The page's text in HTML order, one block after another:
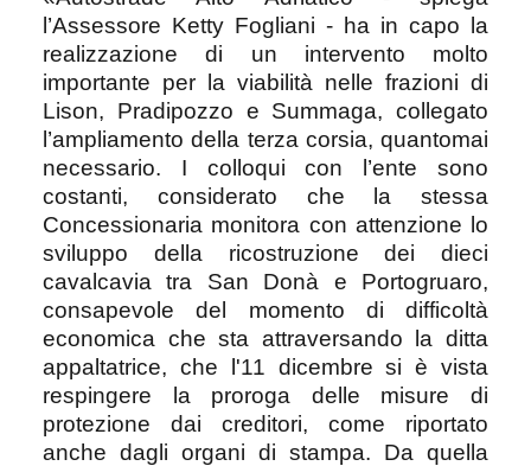
l’Assessore Ketty Fogliani - ha in capo la
realizzazione di un intervento molto
importante per la viabilità nelle frazioni di
Lison, Pradipozzo e Summaga, collegato
l’ampliamento della terza corsia, quantomai
necessario. I colloqui con l’ente sono
costanti, considerato che la stessa
Concessionaria monitora con attenzione lo
sviluppo della ricostruzione dei dieci
cavalcavia tra San Donà e Portogruaro,
consapevole del momento di difficoltà
economica che sta attraversando la ditta
appaltatrice, che l'11 dicembre si è vista
respingere la proroga delle misure di
protezione dai creditori, come riportato
anche dagli organi di stampa. Da quella